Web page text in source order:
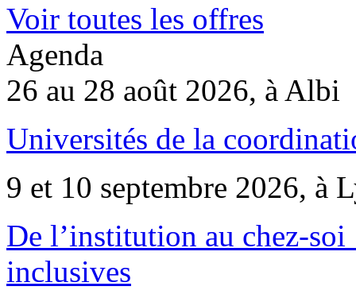
Voir toutes les offres
Agenda
26 au 28 août 2026, à Albi
Universités de la
9 et 10 septembre 2026, à
De l’institution au chez-
inclusives